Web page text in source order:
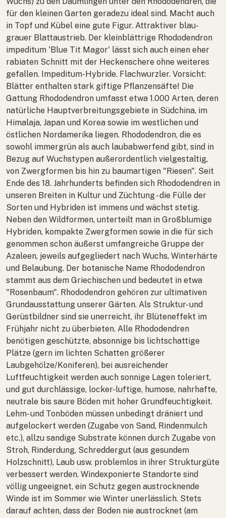
für den kleinen Garten geradezu ideal sind. Macht auch
in Topf und Kübel eine gute Figur. Attraktiver blau-
grauer Blattaustrieb. Der kleinblättrige Rhododendron
impeditum 'Blue Tit Magor' lässt sich auch einen eher
rabiaten Schnitt mit der Heckenschere ohne weiteres
gefallen. Impeditum-Hybride. Flachwurzler. Vorsicht:
Blätter enthalten stark giftige Pflanzensäfte! Die
Gattung Rhododendron umfasst etwa 1.000 Arten, deren
natürliche Hauptverbreitungsgebiete in Südchina, im
Himalaja, Japan und Korea sowie im westlichen und
östlichen Nordamerika liegen. Rhododendron, die es
sowohl immergrün als auch laubabwerfend gibt, sind in
Bezug auf Wuchstypen außerordentlich vielgestaltig,
von Zwergformen bis hin zu baumartigen "Riesen". Seit
Ende des 18. Jahrhunderts befinden sich Rhododendren in
unseren Breiten in Kultur und Züchtung - die Fülle der
Sorten und Hybriden ist immens und wächst stetig.
Neben den Wildformen, unterteilt man in Großblumige
Hybriden, kompakte Zwergformen sowie in die für sich
genommen schon äußerst umfangreiche Gruppe der
Azaleen, jeweils aufgegliedert nach Wuchs, Winterhärte
und Belaubung. Der botanische Name Rhododendron
stammt aus dem Griechischen und bedeutet in etwa
"Rosenbaum". Rhododendron gehören zur ultimativen
Grundausstattung unserer Gärten. Als Struktur- und
Gerüstbildner sind sie unerreicht, ihr Blüteneffekt im
Frühjahr nicht zu überbieten. Alle Rhododendren
benötigen geschützte, absonnige bis lichtschattige
Plätze (gern im lichten Schatten größerer
Laubgehölze/Koniferen), bei ausreichender
Luftfeuchtigkeit werden auch sonnige Lagen toleriert,
und gut durchlässige, locker-luftige, humose, nahrhafte,
neutrale bis saure Böden mit hoher Grundfeuchtigkeit.
Lehm- und Tonböden müssen unbedingt dräniert und
aufgelockert werden (Zugabe von Sand, Rindenmulch
etc.), allzu sandige Substrate können durch Zugabe von
Stroh, Rinderdung, Schreddergut (aus gesundem
Holzschnitt), Laub usw. problemlos in ihrer Strukturgüte
verbessert werden. Windexponierte Standorte sind
völlig ungeeignet, ein Schutz gegen austrocknende
Winde ist im Sommer wie Winter unerlässlich. Stets
darauf achten, dass der Boden nie austrocknet (am